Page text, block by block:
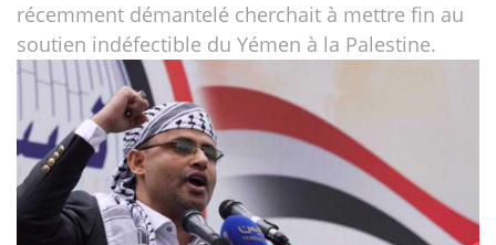
récemment démantelé cherchait à mettre fin au
soutien indéfectible du Yémen à la Palestine.